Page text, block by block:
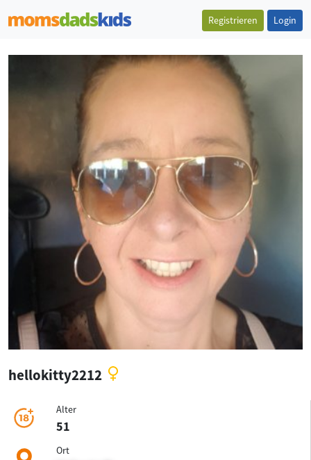
Registrieren Login
hellokitty2212
Alter
51
Ort